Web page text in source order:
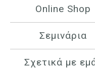
Online Shop
Σεμινάρια
Σχετικά με